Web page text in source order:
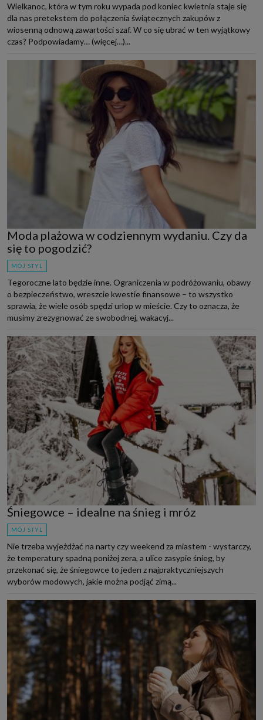
Wielkanoc, która w tym roku wypada pod koniec kwietnia staje się
dla nas pretekstem do połączenia świątecznych zakupów z
wiosenną odnową zawartości szaf. W co się ubrać w ten wyjątkowy
czas? Podpowiadamy… (więcej…)...
Moda plażowa w codziennym wydaniu. Czy da
się to pogodzić?
MÓJ STYL
Tegoroczne lato będzie inne. Ograniczenia w podróżowaniu, obawy
o bezpieczeństwo, wreszcie kwestie finansowe – to wszystko
sprawia, że wiele osób spędzi urlop w mieście. Czy to oznacza, że
musimy zrezygnować ze swobodnej, wakacyj...
Śniegowce – idealne na śnieg i mróz
MÓJ STYL
Nie trzeba wyjeżdżać na narty czy weekend za miastem - wystarczy,
że temperatury spadną poniżej zera, a ulice zasypie śnieg, by
przekonać się, że śniegowce to jeden z najpraktyczniejszych
wyborów modowych, jakie można podjąć zimą...